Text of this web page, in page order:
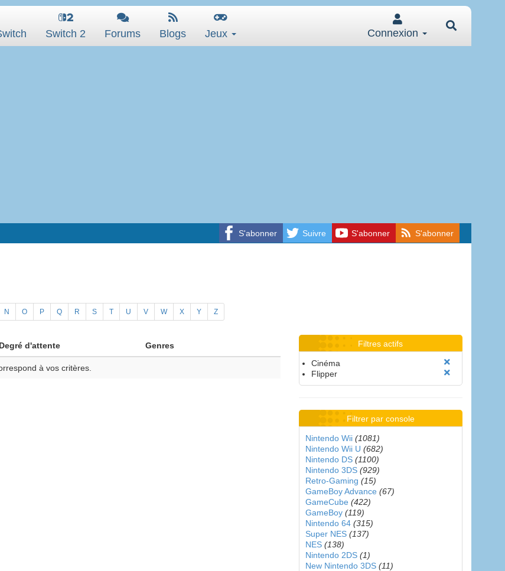
Switch 2 Forums Blogs Jeux Connexion
S'abonner Suivre S'abonner S'abonner
N O P Q R S T U V W X Y Z
Degré d'attente Genres
à vos critères.
Filtres actifs
Cinéma
Flipper
Filtrer par console
Nintendo Wii (1081)
Nintendo Wii U (682)
Nintendo DS (1100)
Nintendo 3DS (929)
Retro-Gaming (15)
GameBoy Advance (67)
GameCube (422)
GameBoy (119)
Nintendo 64 (315)
Super NES (137)
NES (138)
Nintendo 2DS (1)
New Nintendo 3DS (11)